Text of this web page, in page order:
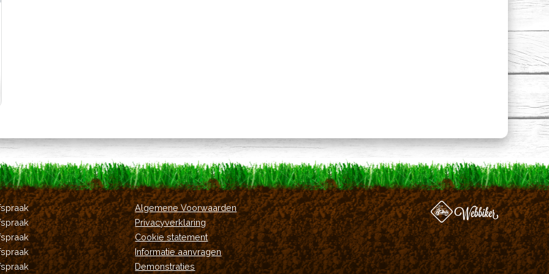
Algemene Voorwaarden
Privacyverklaring
Cookie statement
Informatie aanvragen
Demonstraties